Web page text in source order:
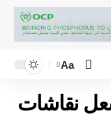
Aa
نقاشات